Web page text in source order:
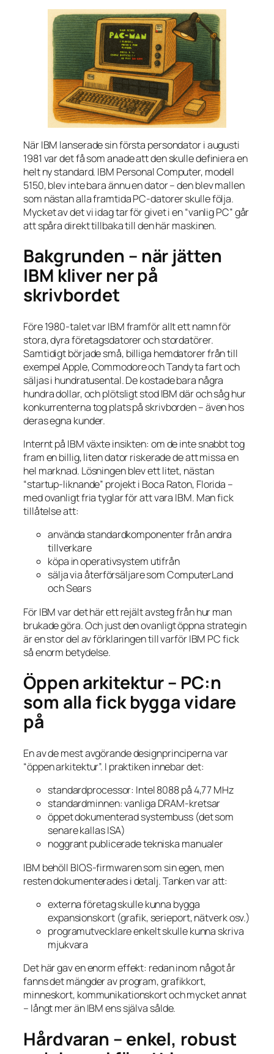
När IBM lanserade sin första persondator i augusti
1981 var det få som anade att den skulle definiera en
helt ny standard. IBM Personal Computer, modell
5150, blev inte bara ännu en dator – den blev mallen
som nästan alla framtida PC-datorer skulle följa.
Mycket av det vi idag tar för givet i en “vanlig PC” går
att spåra direkt tillbaka till den här maskinen.
Bakgrunden – när jätten
IBM kliver ner på
skrivbordet
Före 1980-talet var IBM framför allt ett namn för
stora, dyra företagsdatorer och stordatörer.
Samtidigt började små, billiga hemdatorer från till
exempel Apple, Commodore och Tandy ta fart och
säljas i hundratusental. De kostade bara några
hundra dollar, och plötsligt stod IBM där och såg hur
konkurrenterna tog plats på skrivborden – även hos
deras egna kunder.
Internt på IBM växte insikten: om de inte snabbt tog
fram en billig, liten dator riskerade de att missa en
hel marknad. Lösningen blev ett litet, nästan
“startup-liknande” projekt i Boca Raton, Florida –
med ovanligt fria tyglar för att vara IBM. Man fick
tillåtelse att:
använda standardkomponenter från andra
tillverkare
köpa in operativsystem utifrån
sälja via återförsäljare som ComputerLand
och Sears
För IBM var det här ett rejält avsteg från hur man
brukade göra. Och just den ovanligt öppna strategin
är en stor del av förklaringen till varför IBM PC fick
så enorm betydelse.
Öppen arkitektur – PC:n
som alla fick bygga vidare
på
En av de mest avgörande designprinciperna var
“öppen arkitektur”. I praktiken innebar det:
standardprocessor: Intel 8088 på 4,77 MHz
standardminnen: vanliga DRAM-kretsar
öppet dokumenterad systembuss (det som
senare kallas ISA)
noggrant publicerade tekniska manualer
IBM behöll BIOS-firmwaren som sin egen, men
resten dokumenterades i detalj. Tanken var att:
externa företag skulle kunna bygga
expansionskort (grafik, serieport, nätverk osv.)
programutvecklare enkelt skulle kunna skriva
mjukvara
Det här gav en enorm effekt: redan inom något år
fanns det mängder av program, grafikkort,
minneskort, kommunikationskort och mycket annat
– långt mer än IBM ens själva sålde.
Hårdvaran – enkel, robust